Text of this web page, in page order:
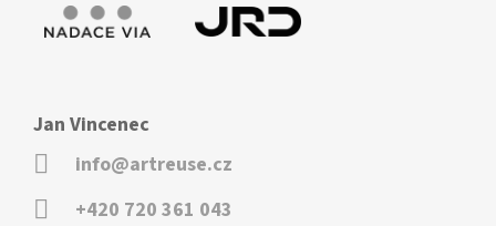
Jan Vincenec
info@artreuse.cz
+420 720 361 043